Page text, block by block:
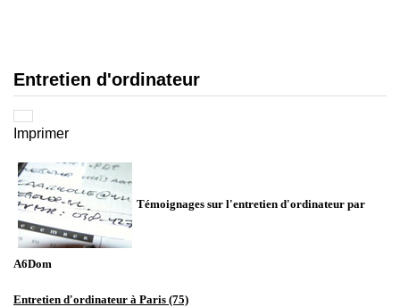
Entretien d'ordinateur
Imprimer
Témoignages sur l'entretien d'ordinateur par
A6Dom
Entretien d'ordinateur à Paris (75)